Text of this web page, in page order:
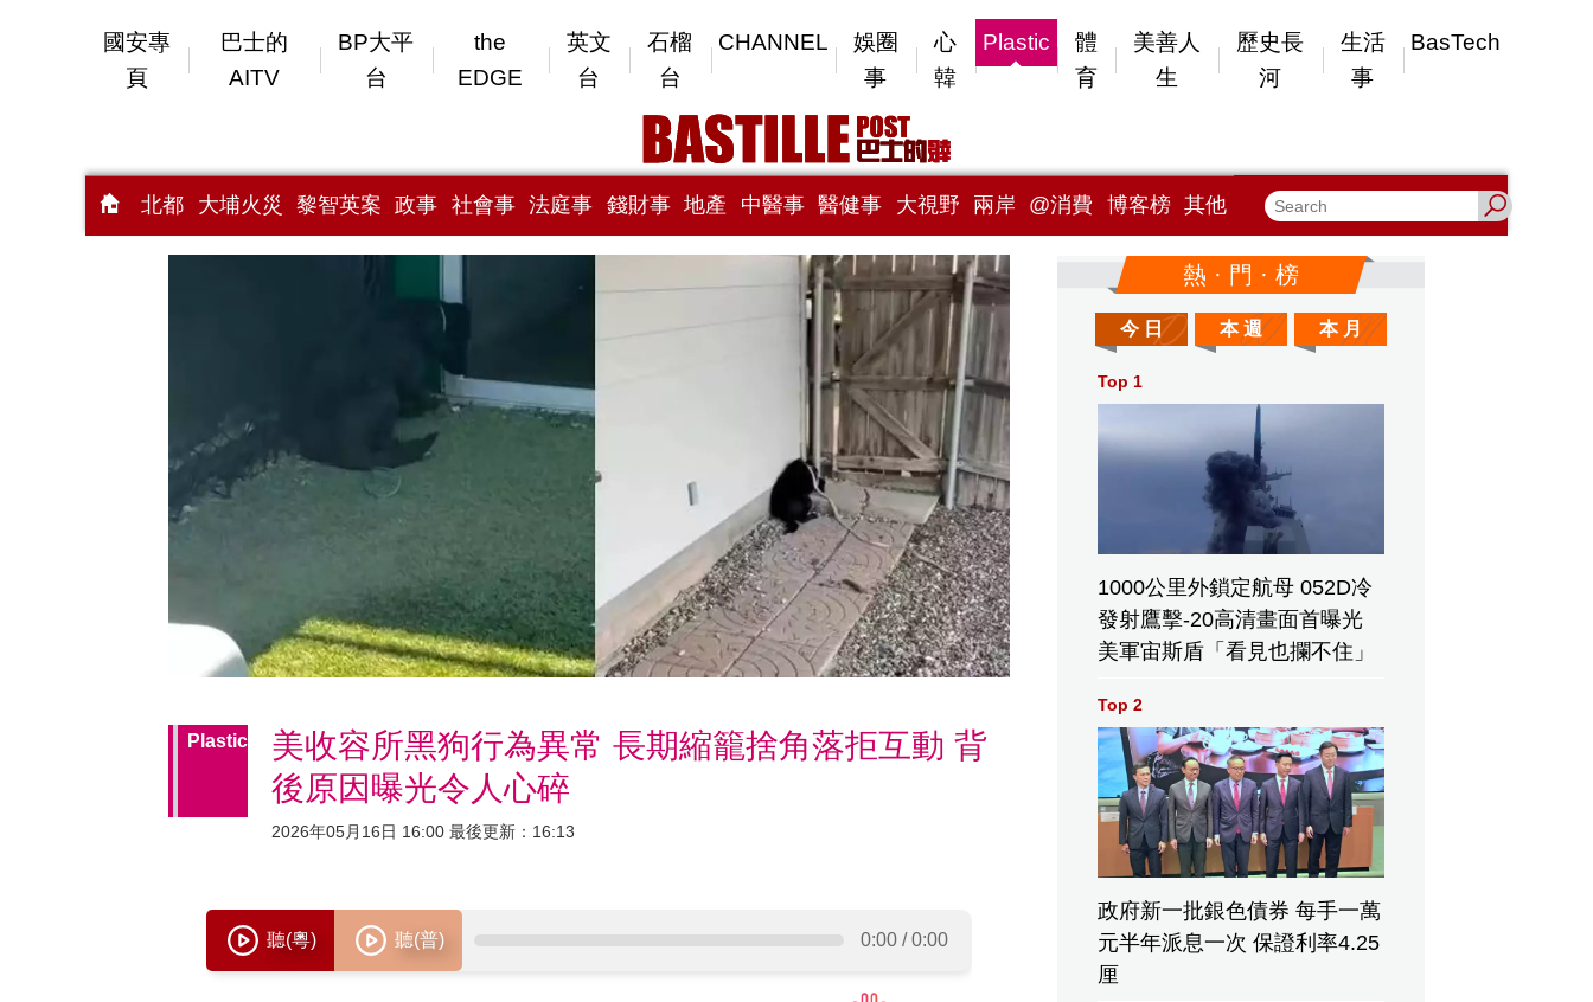
國安專
頁
巴士的
AITV
BP大平
台
the
EDGE
英文
台
石榴
台
CHANNEL
娛圈
事
心
韓
Plastic
體
育
美善人
生
歷史長
河
生活
事
BasTech
北都 大埔火災 黎智英案 政事 社會事 法庭事 錢財事 地產 中醫事 醫健事 大視野 兩岸 @消費 博客榜 其他
Plastic
美收容所黑狗行為異常 長期縮籠捨角落拒互動 背
後原因曝光令人心碎
2026年05月16日 16:00 最後更新：16:13
熱 · 門 · 榜
今 日 本 週 本 月
Top 1
1000公里外鎖定航母 052D冷
發射鷹擊-20高清畫面首曝光
美軍宙斯盾「看見也攔不住」
Top 2
政府新一批銀色債券 每手一萬
元半年派息一次 保證利率4.25
厘